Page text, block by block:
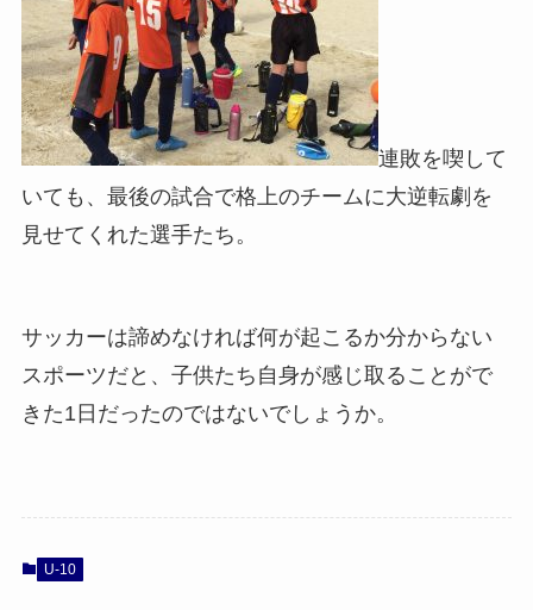
連敗を喫して
いても、最後の試合で格上のチームに大逆転劇を
見せてくれた選手たち。
サッカーは諦めなければ何が起こるか分からない
スポーツだと、子供たち自身が感じ取ることがで
きた1日だったのではないでしょうか。
U-10